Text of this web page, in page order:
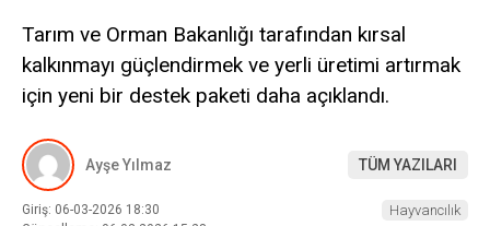
Tarım ve Orman Bakanlığı tarafından kırsal
kalkınmayı güçlendirmek ve yerli üretimi artırmak
için yeni bir destek paketi daha açıklandı.
Ayşe Yılmaz TÜM YAZILARI
Giriş: 06-03-2026 18:30
Hayvancılık